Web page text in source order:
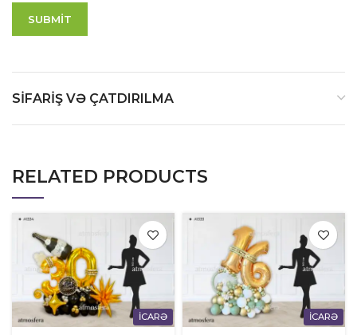
SIFARIŞ VƏ ÇATDIRILMA
RELATED PRODUCTS
İCARƏ İCARƏ